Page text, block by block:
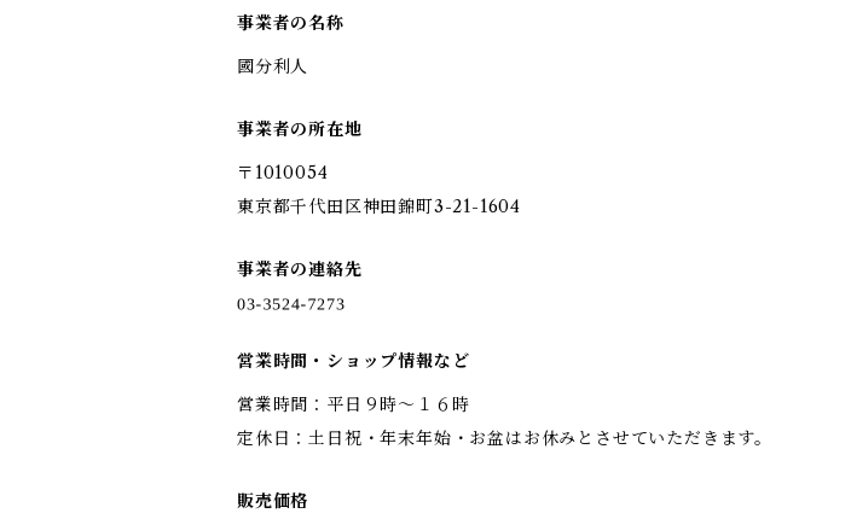
事業者の名称
國分利人
事業者の所在地
〒1010054
東京都千代田区神田錦町3-21-1604
事業者の連絡先
営業時間・ショップ情報など
営業時間：平日９時～１６時
定休日：土日祝・年末年始・お盆はお休みとさせていただきます。
販売価格